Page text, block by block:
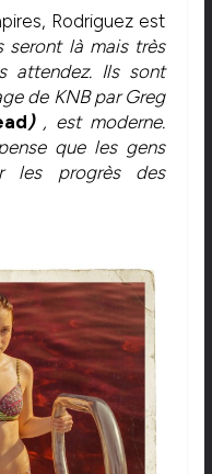
Rodriguez est
seront là mais très
attendez. Ils sont
de KNB par Greg
) , est moderne.
que les gens
les progrès des